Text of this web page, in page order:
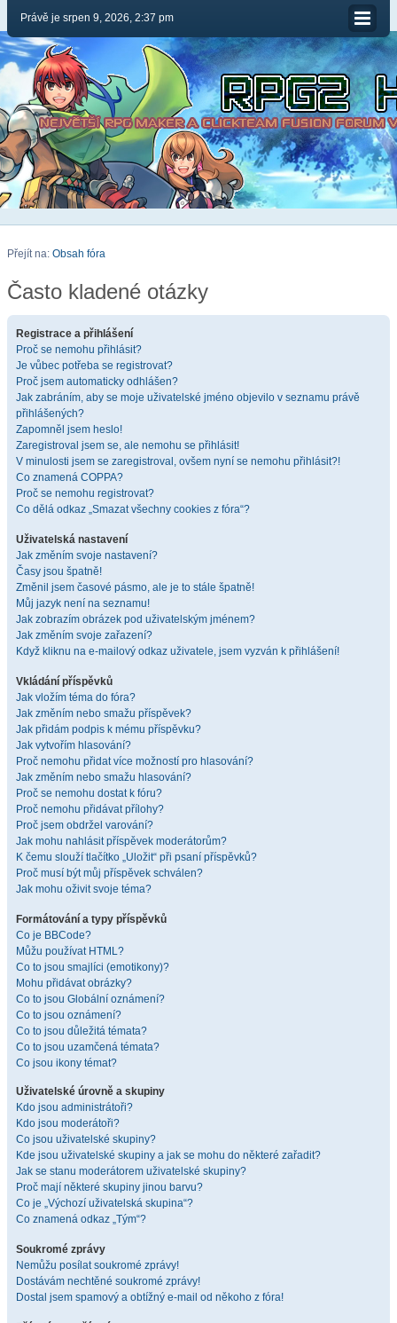
Právě je srpen 9, 2026, 2:37 pm
Přejít na: Obsah fóra
Často kladené otázky
Registrace a přihlášení
Proč se nemohu přihlásit?
Je vůbec potřeba se registrovat?
Proč jsem automaticky odhlášen?
Jak zabráním, aby se moje uživatelské jméno objevilo v seznamu právě
přihlášených?
Zapomněl jsem heslo!
Zaregistroval jsem se, ale nemohu se přihlásit!
V minulosti jsem se zaregistroval, ovšem nyní se nemohu přihlásit?!
Co znamená COPPA?
Proč se nemohu registrovat?
Co dělá odkaz „Smazat všechny cookies z fóra“?
Uživatelská nastavení
Jak změním svoje nastavení?
Časy jsou špatně!
Změnil jsem časové pásmo, ale je to stále špatně!
Můj jazyk není na seznamu!
Jak zobrazím obrázek pod uživatelským jménem?
Jak změním svoje zařazení?
Když kliknu na e-mailový odkaz uživatele, jsem vyzván k přihlášení!
Vkládání příspěvků
Jak vložím téma do fóra?
Jak změním nebo smažu příspěvek?
Jak přidám podpis k mému příspěvku?
Jak vytvořím hlasování?
Proč nemohu přidat více možností pro hlasování?
Jak změním nebo smažu hlasování?
Proč se nemohu dostat k fóru?
Proč nemohu přidávat přílohy?
Proč jsem obdržel varování?
Jak mohu nahlásit příspěvek moderátorům?
K čemu slouží tlačítko „Uložit“ při psaní příspěvků?
Proč musí být můj příspěvek schválen?
Jak mohu oživit svoje téma?
Formátování a typy příspěvků
Co je BBCode?
Můžu používat HTML?
Co to jsou smajlíci (emotikony)?
Mohu přidávat obrázky?
Co to jsou Globální oznámení?
Co to jsou oznámení?
Co to jsou důležitá témata?
Co to jsou uzamčená témata?
Co jsou ikony témat?
Uživatelské úrovně a skupiny
Kdo jsou administrátoři?
Kdo jsou moderátoři?
Co jsou uživatelské skupiny?
Kde jsou uživatelské skupiny a jak se mohu do některé zařadit?
Jak se stanu moderátorem uživatelské skupiny?
Proč mají některé skupiny jinou barvu?
Co je „Výchozí uživatelská skupina“?
Co znamená odkaz „Tým“?
Soukromé zprávy
Nemůžu posílat soukromé zprávy!
Dostávám nechtěné soukromé zprávy!
Dostal jsem spamový a obtížný e-mail od někoho z fóra!